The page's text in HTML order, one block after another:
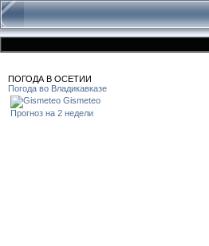
ПОГОДА В ОСЕТИИ
Погода во Владикавказе
Gismeteo
Прогноз на 2 недели